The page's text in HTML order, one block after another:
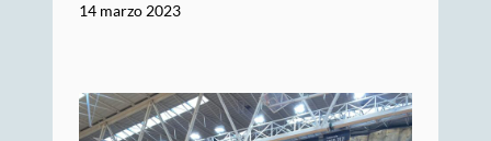
14 marzo 2023